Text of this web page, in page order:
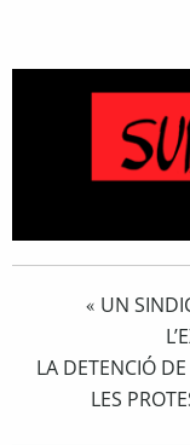
« UN
LA DETENCIÓ
LES